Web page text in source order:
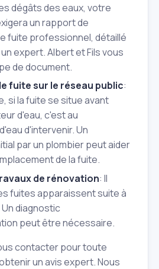
dégâts des eaux, votre
un rapport de
fuite professionnel, détaillé
expert. Albert et Fils vous
de document.
fuite sur le réseau public:
si la fuite se situe avant
d'eau, c'est au
d'intervenir. Un
par un plombier peut aider
de la fuite.
de rénovation: Il
fuites apparaissent suite à
diagnostic
peut être nécessaire.
contacter pour toute
un avis expert. Nous